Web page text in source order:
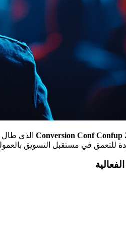
الذي
في مستقبل التسويق